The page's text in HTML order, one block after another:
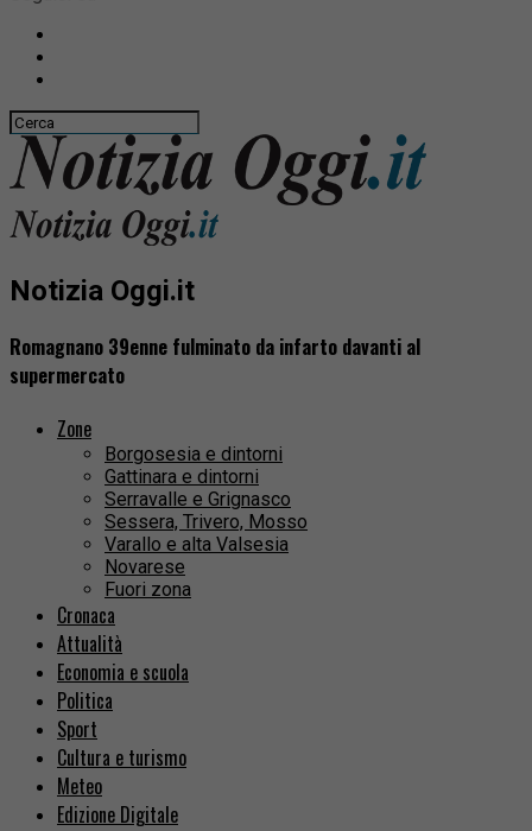
Notizia Oggi.it
Romagnano 39enne fulminato da infarto davanti al
supermercato
Zone
Borgosesia e dintorni
Gattinara e dintorni
Serravalle e Grignasco
Sessera, Trivero, Mosso
Varallo e alta Valsesia
Novarese
Fuori zona
Cronaca
Attualità
Economia e scuola
Politica
Sport
Cultura e turismo
Meteo
Edizione Digitale